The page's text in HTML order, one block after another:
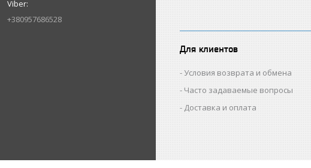
+380957686528
Для клиентов
Условия возврата и обмена
Часто задаваемые вопросы
Доставка и оплата